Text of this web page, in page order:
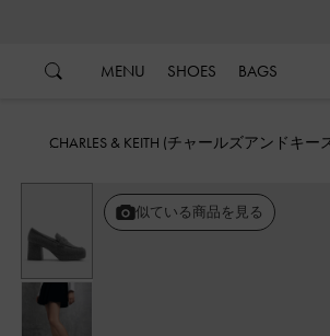
MENU SHOES BAGS
CHARLES & KEITH (チャールズアンドキー
似ている商品を見る